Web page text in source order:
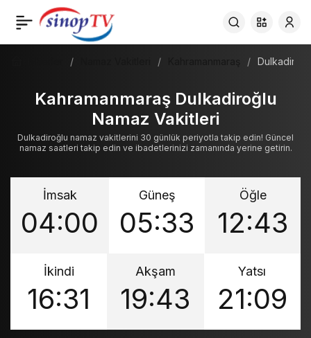
Kahramanmaraş Dulkadiroğlu
Namaz Vakitleri
Dulkadiroğlu namaz vakitlerini 30 günlük periyotla takip edin! Güncel
namaz saatleri takip edin ve ibadetlerinizi zamanında yerine getirin.
İmsak
04:00
Güneş
05:33
Öğle
12:43
İkindi
16:31
Akşam
19:43
Yatsı
21:09